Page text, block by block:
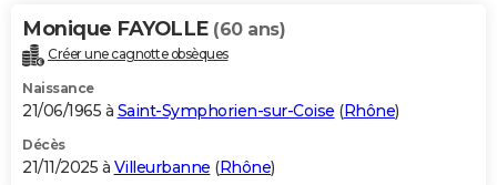
Monique FAYOLLE (60 ans)
Créer une cagnotte obsèques
Naissance
21/06/1965 à Saint-Symphorien-sur-Coise (Rhône)
Décès
21/11/2025 à Villeurbanne (Rhône)